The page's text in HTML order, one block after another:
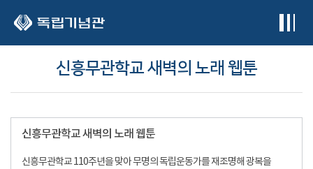
신흥무관학교 새벽의 노래 웹툰
신흥무관학교 새벽의 노래 웹툰
신흥무관학교 110주년을 맞아 무명의 독립운동가를 재조명해 광복을